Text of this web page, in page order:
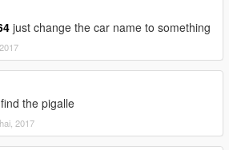
just change the car name to something
the pigalle
2017